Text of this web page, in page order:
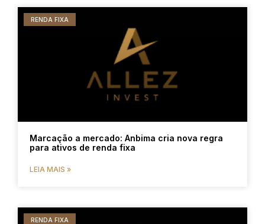
RENDA FIXA
Marcação a mercado: Anbima cria nova regra
para ativos de renda fixa
LEIA MAIS »
RENDA FIXA